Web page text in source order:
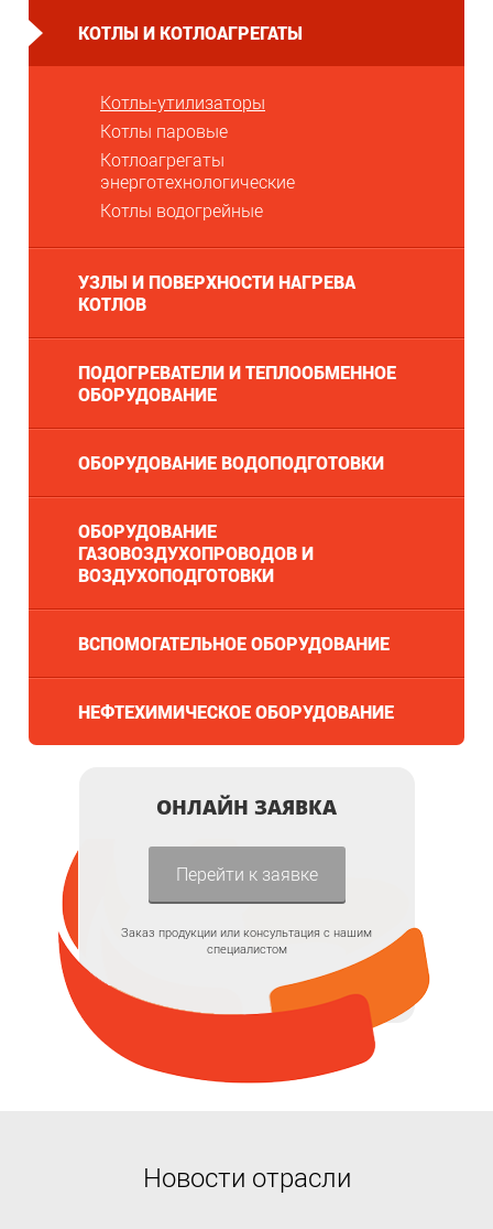
КОТЛЫ И КОТЛОАГРЕГАТЫ
Котлы-утилизаторы
Котлы паровые
Котлоагрегаты
энерготехнологические
Котлы водогрейные
УЗЛЫ И ПОВЕРХНОСТИ НАГРЕВА
КОТЛОВ
ПОДОГРЕВАТЕЛИ И ТЕПЛООБМЕННОЕ
ОБОРУДОВАНИЕ
ОБОРУДОВАНИЕ ВОДОПОДГОТОВКИ
ОБОРУДОВАНИЕ
ГАЗОВОЗДУХОПРОВОДОВ И
ВОЗДУХОПОДГОТОВКИ
ВСПОМОГАТЕЛЬНОЕ ОБОРУДОВАНИЕ
НЕФТЕХИМИЧЕСКОЕ ОБОРУДОВАНИЕ
ОНЛАЙН ЗАЯВКА
Перейти к заявке
Заказ продукции или консультация с нашим
специалистом
Новости отрасли